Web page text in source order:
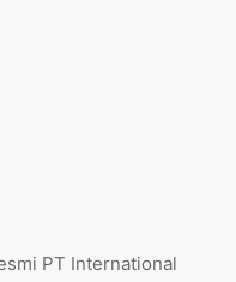
PT International